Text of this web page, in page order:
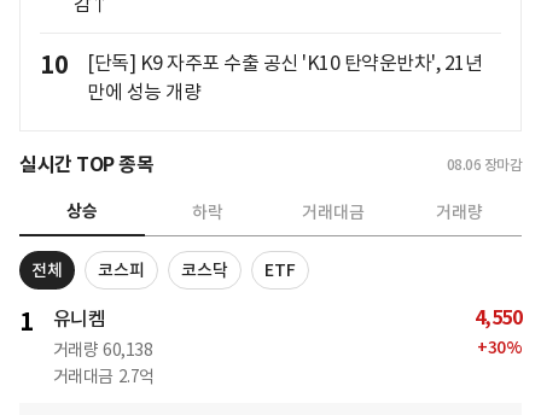
10
[단독] K9 자주포 수출 공신 'K10 탄약운반차', 21년
만에 성능 개량
실시간 TOP 종목 08.06 장마감
상승 하락 거래대금 거래량
전체 코스피 코스닥 ETF
1 유니켐
거래량 60,138
거래대금 2.7억
4,550
+30%